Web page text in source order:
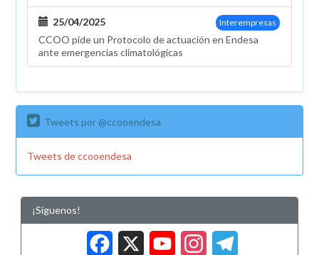
Interempresas
25/04/2025
CCOO pide un Protocolo de actuación en Endesa
ante emergencias climatológicas
Tweets por @ccooendesa
Tweets de ccooendesa
¡Síguenos!
Facebook
X